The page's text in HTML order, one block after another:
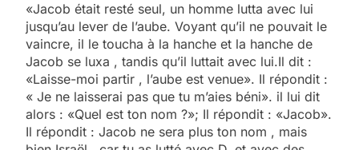
«Jacob était resté seul, un homme lutta avec lui
jusqu’au lever de l’aube. Voyant qu’il ne pouvait le
vaincre, il le toucha à la hanche et la hanche de
Jacob se luxa , tandis qu’il luttait avec lui.Il dit :
«Laisse-moi partir , l’aube est venue». Il répondit :
« Je ne laisserai pas que tu m’aies béni». il lui dit
alors : «Quel est ton nom ?»; Il répondit : «Jacob».
Il répondit : Jacob ne sera plus ton nom , mais